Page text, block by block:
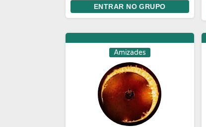
dessa família que cresce todos
os dias
ENTRAR NO GRUPO
Amizades